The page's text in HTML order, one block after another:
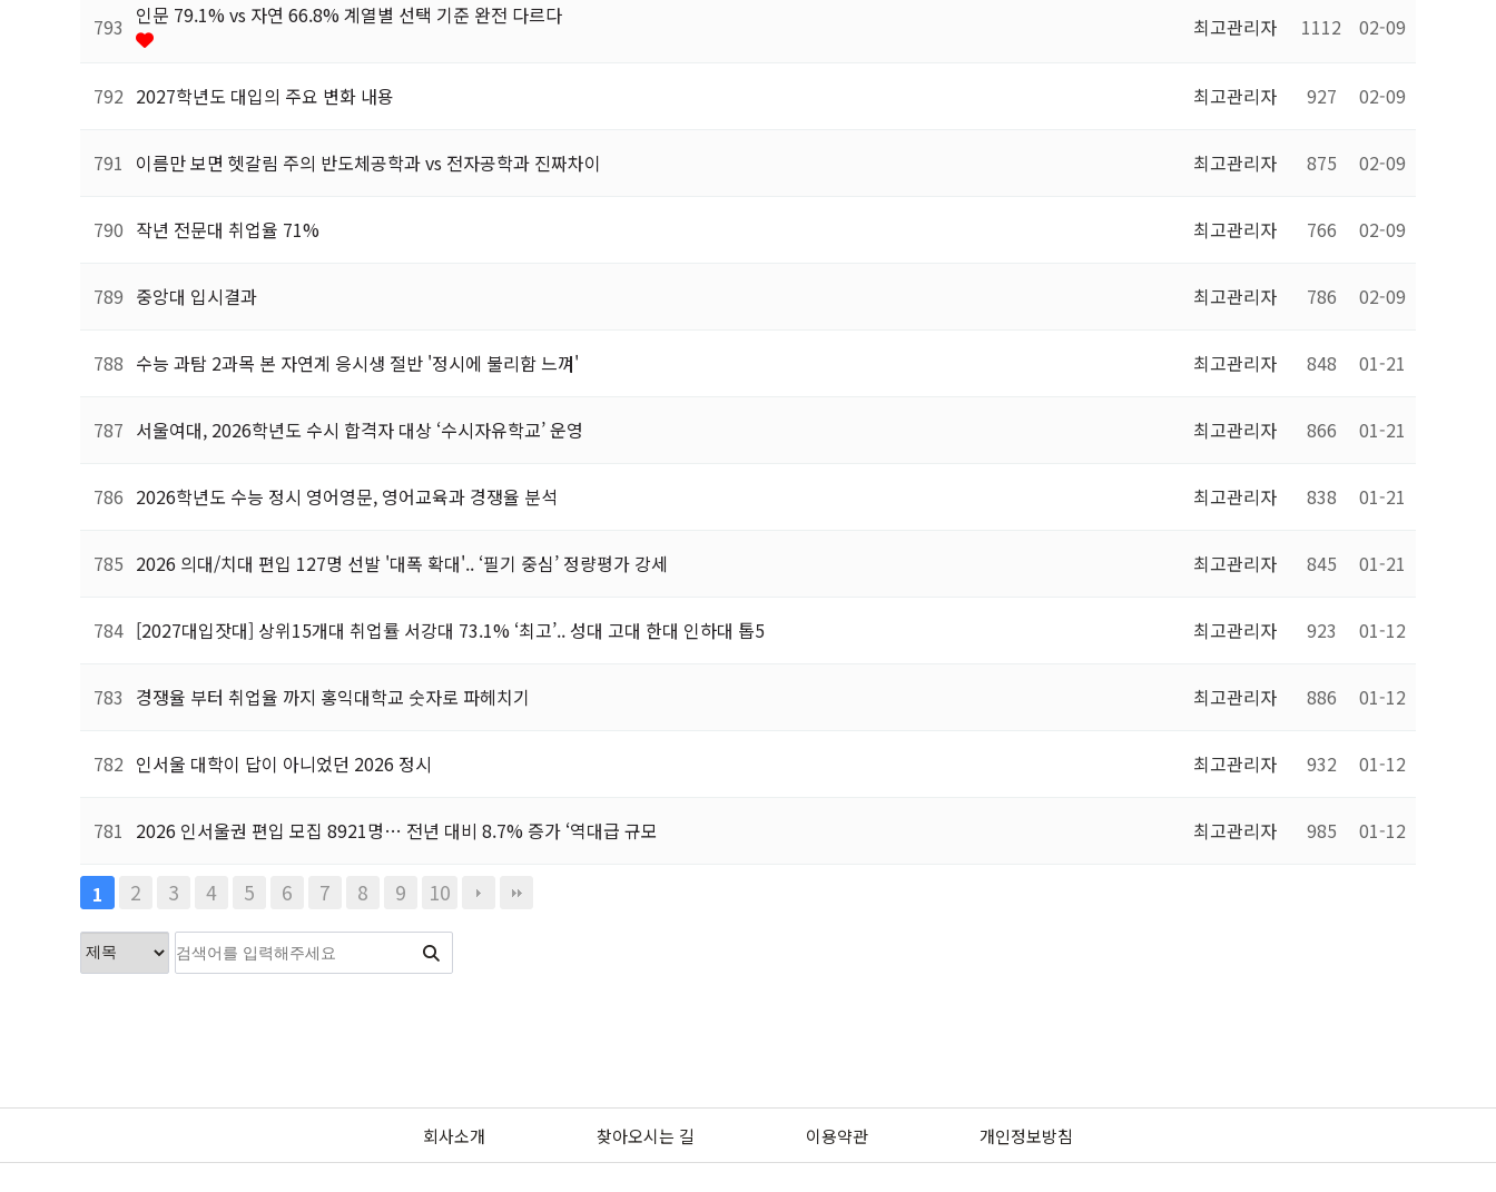
793 인문 79.1% vs 자연 66.8% 계열별 선택 기준 완전 다르다 최고관리자 1112 02-09
792 2027학년도 대입의 주요 변화 내용 최고관리자 927 02-09
791 이름만 보면 헷갈림 주의 반도체공학과 vs 전자공학과 진짜차이 최고관리자 875 02-09
790 작년 전문대 취업율 71% 최고관리자 766 02-09
789 중앙대 입시결과 최고관리자 786 02-09
788 수능 과탐 2과목 본 자연계 응시생 절반 '정시에 불리함 느껴' 최고관리자 848 01-21
787 서울여대, 2026학년도 수시 합격자 대상 ‘수시자유학교’ 운영 최고관리자 866 01-21
786 2026학년도 수능 정시 영어영문, 영어교육과 경쟁율 분석 최고관리자 838 01-21
785 2026 의대/치대 편입 127명 선발 '대폭 확대'.. ‘필기 중심’ 정량평가 강세 최고관리자 845 01-21
784 [2027대입잣대] 상위15개대 취업률 서강대 73.1% ‘최고’.. 성대 고대 한대 인하대 톱5 최고관리자 923 01-12
783 경쟁율 부터 취업율 까지 홍익대학교 숫자로 파헤치기 최고관리자 886 01-12
782 인서울 대학이 답이 아니었던 2026 정시 최고관리자 932 01-12
781 2026 인서울권 편입 모집 8921명… 전년 대비 8.7% 증가 ‘역대급 규모 최고관리자 985 01-12
1 2 3 4 5 6 7 8 9 10
회사소개 찾아오시는 길 이용약관 개인정보방침